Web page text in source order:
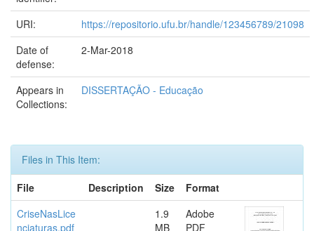
URI:
https://repositorio.ufu.br/handle/123456789/21098
Date of
defense:
2-Mar-2018
Appears in
Collections:
DISSERTAÇÃO - Educação
Files in This Item:
File
Description Size
Format
CriseNasLice
nciaturas.pdf
1.9
MB
Adobe
PDF